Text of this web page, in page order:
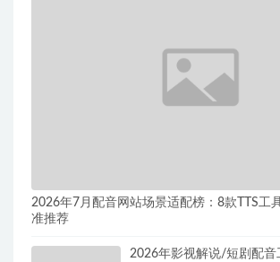
2026年7月配音网站场景适配榜：8款TTS工
准推荐
2026年影视解说/短剧配音